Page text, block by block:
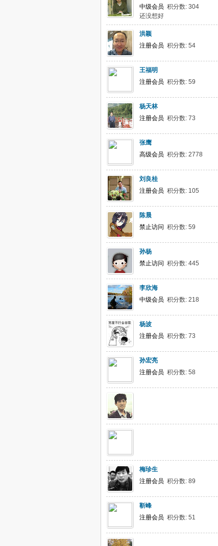
中级会员 积分数: 304
还没想好
洪颖
注册会员 积分数: 54
王福明
注册会员 积分数: 59
杨天林
注册会员 积分数: 73
张鹰
高级会员 积分数: 2778
刘良桂
注册会员 积分数: 105
陈晨
禁止访问 积分数: 59
孙杨
禁止访问 积分数: 445
李欣海
中级会员 积分数: 218
杨波
注册会员 积分数: 73
孙宏亮
注册会员 积分数: 58
梅珍生
注册会员 积分数: 89
靳峰
注册会员 积分数: 51